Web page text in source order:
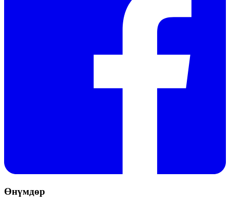
Өнүмдөр